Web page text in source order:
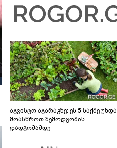
აგვისტო აგარაკზე: ეს 5 საქმე უნდა
მოასწროთ შემოდგომის
დადგომამდე